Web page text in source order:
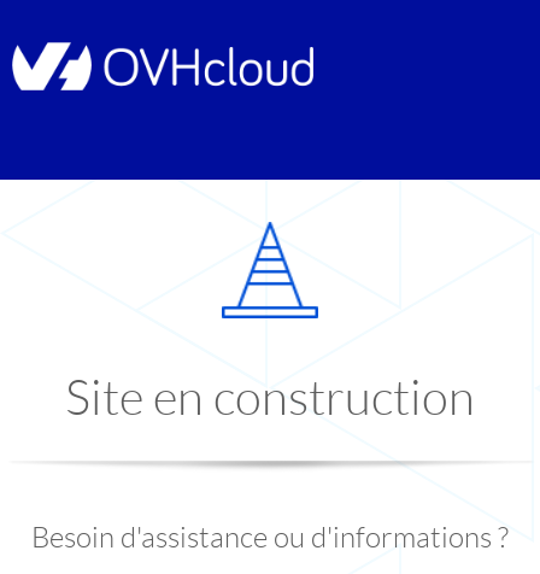
Site en construction
Besoin d'assistance ou d'informations ?